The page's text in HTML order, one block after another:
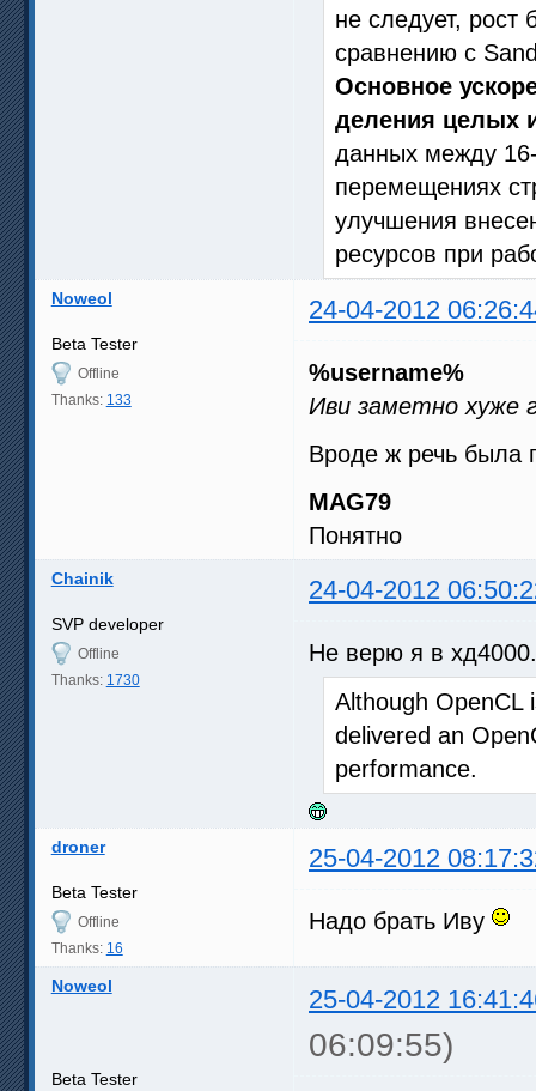
не следует, рост
сравнению с
Основное
деления целых
данных между
перемещениях
улучшения
ресурсов при
Noweol 24-04-2012
Beta Tester
Offline
Thanks: 133
%username%
Иви заметно хуже
Вроде ж речь была
MAG79
Понятно
Chainik 24-04-2012
SVP developer
Offline
Thanks: 1730
Не верю я в
Although OpenCL
delivered an
performance.
droner 25-04-2012
Beta Tester
Offline
Thanks: 16
Надо брать Иву
Noweol 25-04-2012
06:09:55)
Beta Tester